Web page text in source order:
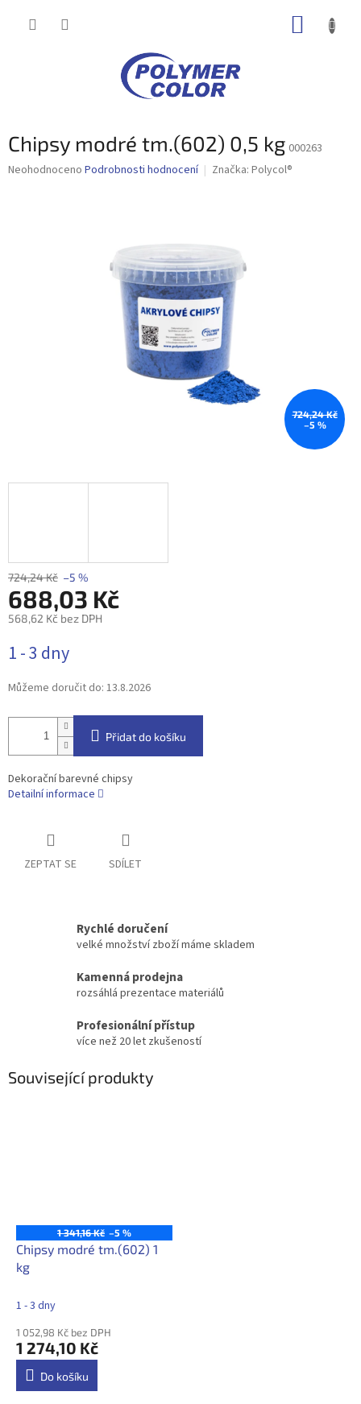
Chipsy modré tm.(602) 0,5 kg 000263
Průměrné
Neohodnoceno Podrobnosti hodnocení Značka: Polycol®
724,24 Kč
–5 %
724,24 Kč –5 %
688,03 Kč
568,62 Kč bez DPH
cena:
1 - 3 dny
Můžeme doručit do: 13.8.2026
Přidat do košíku
Dekorační barevné chipsy
Detailní informace
ZEPTAT SE SDÍLET
Rychlé doručení
velké množství zboží máme skladem
Kamenná prodejna
rozsáhlá prezentace materiálů
Profesionální přístup
více než 20 let zkušeností
Související produkty
1 341,16 Kč –5 %
Chipsy modré tm.(602) 1
kg
1 - 3 dny
1 052,98 Kč bez DPH
1 274,10 Kč
Do košíku